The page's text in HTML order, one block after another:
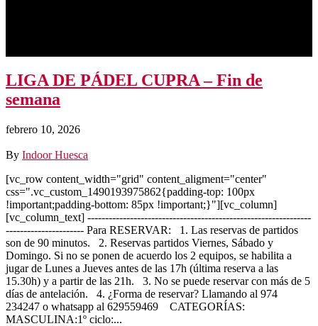
LIGA DE PÁDEL CUPRA – Fin de
semana
febrero 10, 2026
By Indoor Huesca
[vc_row content_width="grid" content_aligment="center"
css=".vc_custom_1490193975862{padding-top: 100px
!important;padding-bottom: 85px !important;}"][vc_column]
[vc_column_text] ---------------------------------------------------------------
---------------------- Para RESERVAR: 1. Las reservas de partidos
son de 90 minutos. 2. Reservas partidos Viernes, Sábado y
Domingo. Si no se ponen de acuerdo los 2 equipos, se habilita a
jugar de Lunes a Jueves antes de las 17h (última reserva a las
15.30h) y a partir de las 21h. 3. No se puede reservar con más de 5
días de antelación. 4. ¿Forma de reservar? Llamando al 974
234247 o whatsapp al 629559469 CATEGORÍAS:
MASCULINA:1º ciclo:...